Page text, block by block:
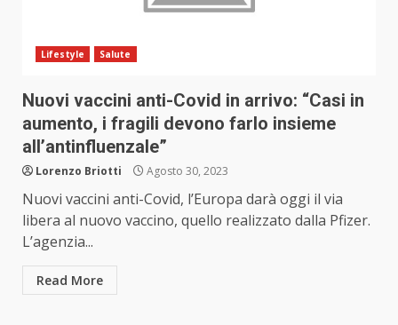
Lifestyle Salute
Nuovi vaccini anti-Covid in arrivo: “Casi in
aumento, i fragili devono farlo insieme
all’antinfluenzale”
Lorenzo Briotti Agosto 30, 2023
Nuovi vaccini anti-Covid, l’Europa darà oggi il via
libera al nuovo vaccino, quello realizzato dalla Pfizer.
L’agenzia...
Read More